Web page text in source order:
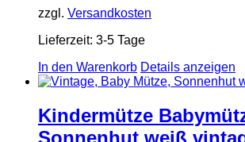
zzgl. Versandkosten
Lieferzeit: 3-5 Tage
In den Warenkorb Details anzeigen
Kindermütze